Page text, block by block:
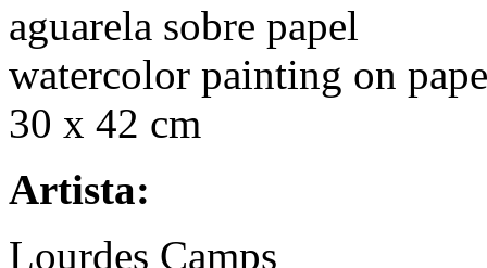
aguarela sobre papel
watercolor painting on
30 x 42 cm
Artista:
Lourdes Camps